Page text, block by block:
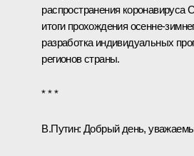
распространения коронавируса
итоги прохождения осенне-
разработка индивидуальных
регионов страны.
* * *
В.Путин: Добрый день,